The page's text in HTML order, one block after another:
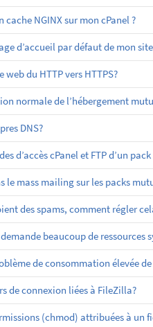
NGINX sur mon cPanel ?
d’accueil par défaut de mon
du HTTP vers HTTPS?
normale de l’hébergement
DNS?
d’accès cPanel et FTP d’un
le mass mailing sur les packs
des spams, comment régler
beaucoup de ressources
de consommation élevée de
de connexion liées à FileZilla?
(chmod) attribuées à un